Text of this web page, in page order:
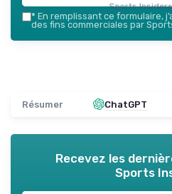
Sports
* En remplissant ce formulaire,
des fins commerciales par
Résumer ChatGPT
Recevez les
Sports